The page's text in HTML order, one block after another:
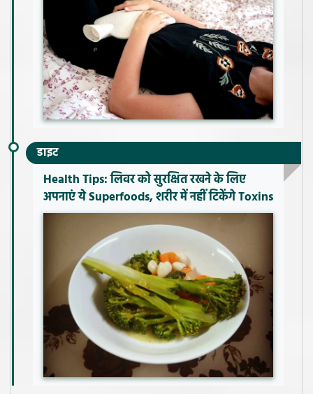
डाइट
Health Tips: लिवर को सुरक्षित रखने के लिए
अपनाएं ये Superfoods, शरीर में नहीं टिकेंगे Toxins